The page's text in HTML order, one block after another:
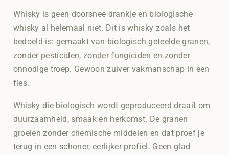
Whisky is geen doorsnee drankje en biologische
whisky al helemaal niet. Dit is whisky zoals het
bedoeld is: gemaakt van biologisch geteelde granen,
zonder pesticiden, zonder fungiciden en zonder
onnodige troep. Gewoon zuiver vakmanschap in een
fles.
Whisky die biologisch wordt geproduceerd draait om
duurzaamheid, smaak én herkomst. De granen
groeien zonder chemische middelen en dat proef je
terug in een schoner, eerlijker profiel. Geen glad